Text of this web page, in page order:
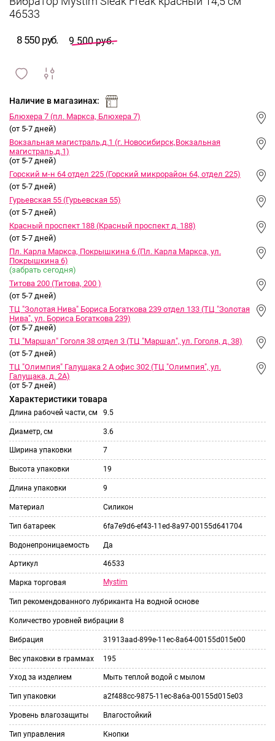
8 550 руб. 9 500 руб.
и
Наличие в магазинах:
Блюхера 7 (пл. Маркса, Блюхера 7)
(от 5-7 дней)
Вокзальная магистраль,д.1 (г. Новосибирск,Вокзальная
магистраль,д.1)
(от 5-7 дней)
Горский м-н 64 отдел 225 (Горский микрорайон 64, отдел 225)
(от 5-7 дней)
Гурьевская 55 (Гурьевская 55)
(от 5-7 дней)
Красный проспект 188 (Красный проспект д. 188)
(от 5-7 дней)
Пл. Карла Маркса, Покрышкина 6 (Пл. Карла Маркса, ул.
Покрышкина 6)
(забрать сегодня)
Титова 200 (Титова, 200 )
(от 5-7 дней)
ТЦ "Золотая Нива" Бориса Богаткова 239 отдел 133 (ТЦ "Золотая
Нива", ул. Бориса Богаткова 239)
(от 5-7 дней)
ТЦ "Маршал" Гоголя 38 отдел 3 (ТЦ "Маршал", ул. Гоголя, д. 38)
(от 5-7 дней)
ТЦ "Олимпия" Галущака 2 А офис 302 (ТЦ "Олимпия", ул.
Галущака, д. 2А)
(от 5-7 дней)
Характеристики товара
Длина рабочей части, см 9.5
Диаметр, см 3.6
Ширина упаковки 7
Высота упаковки 19
Длина упаковки 9
Материал Силикон
Тип батареек 6fa7e9d6-ef43-11ed-8a97-00155d641704
Водонепроницаемость Да
Артикул 46533
Марка торговая Mystim
Тип рекомендованного лубриканта На водной основе
Количество уровней вибрации 8
Вибрация 31913aad-899e-11ec-8a64-00155d015e00
Вес упаковки в граммах 195
Уход за изделием Мыть теплой водой с мылом
Тип упаковки a2f488cc-9875-11ec-8a6a-00155d015e03
Уровень влагозащиты Влагостойкий
Тип управления Кнопки